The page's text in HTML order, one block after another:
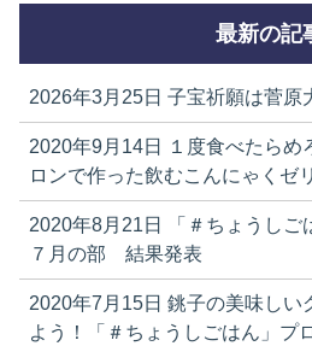
最新の記
2026年3月25日 子宝祈願は菅原
2020年9月14日
１度食べたらめ
ロンで作った飲むこんにゃくゼ
2020年8月21日
「＃ちょうし
７月の部 結果発表
2020年7月15日 銚子の美味しい
よう！「＃ちょうしごはん」プ